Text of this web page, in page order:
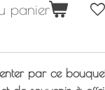
panier
par ce